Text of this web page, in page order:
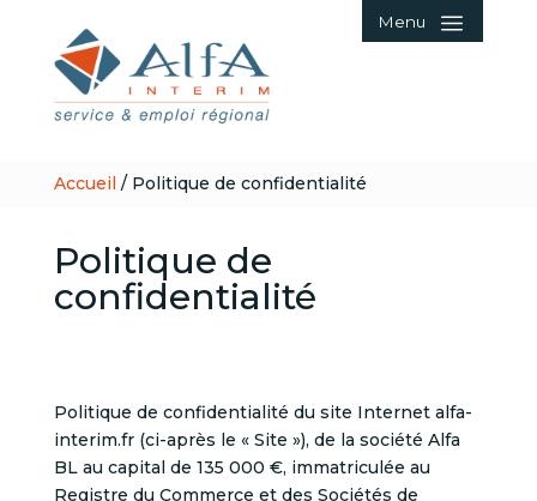
Menu
Accueil / Politique de confidentialité
Politique de
confidentialité
Politique de confidentialité du site Internet alfa-
interim.fr (ci-après le « Site »), de la société Alfa
BLau capital de 135 000 €, immatriculée au
Registre du Commerce et des Sociétés de